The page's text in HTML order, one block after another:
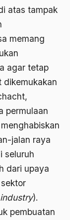
atas tampak
memang
agar tetap
dikemukakan
permulaan
jalan raya
seluruh
dari upaya
).
pembuatan